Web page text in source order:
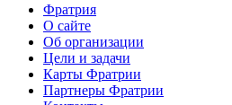
Фратрия
О сайте
Об организации
Цели и задачи
Карты Фратрии
Партнеры Фратрии